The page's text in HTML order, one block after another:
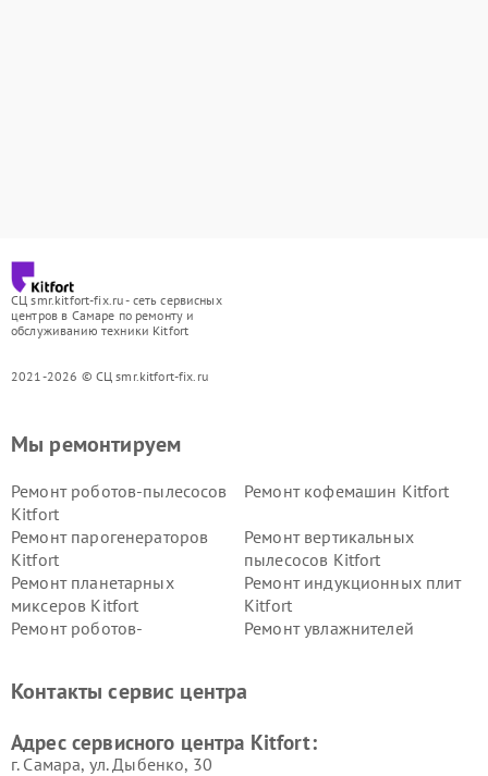
СЦ smr.kitfort-fix.ru - сеть сервисных
центров в Самаре по ремонту и
обслуживанию техники Kitfort
2021-2026 © СЦ smr.kitfort-fix.ru
Мы ремонтируем
Ремонт роботов-пылесосов
Kitfort
Ремонт кофемашин Kitfort
Ремонт парогенераторов
Kitfort
Ремонт вертикальных
пылесосов Kitfort
Ремонт планетарных
миксеров Kitfort
Ремонт индукционных плит
Kitfort
Ремонт роботов-
Ремонт увлажнителей
Kitfort
Kitfort
Kitfort
Kitfort
Контакты сервис центра
Адрес сервисного центра Kitfort:
г. Самара, ул. Дыбенко, 30